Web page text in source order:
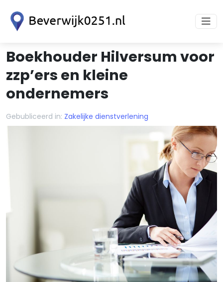
Boekhouder Hilversum voor
zzp’ers en kleine
ondernemers
Gebubliceerd in: Zakelijke dienstverlening